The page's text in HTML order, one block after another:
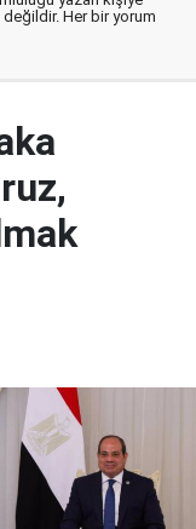
Her bir yorum